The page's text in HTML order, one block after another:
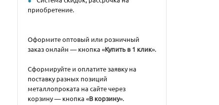
приобретение.
Оформите оптовый или розничный
заказ онлайн — кнопка «Купить в 1 клик».
Сформируйте и оплатите заявку на
поставку разных позиций
металлопроката на сайте через
корзину — кнопка «В корзину».